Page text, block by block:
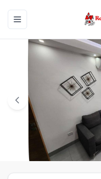
Toggle navigation menu